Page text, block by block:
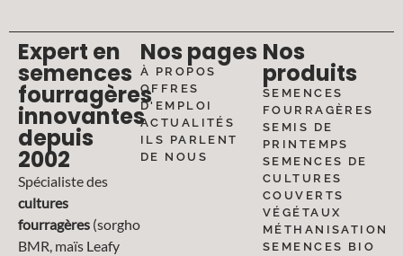
Expert en
semences
fourragères
innovantes
depuis
2002
Spécialiste des
cultures
fourragères (sorgho
BMR, maïs Leafy
Nos pages
À PROPOS
OFFRES
D'EMPLOI
ACTUALITÉS
ILS PARLENT
DE NOUS
Nos
produits
SEMENCES
FOURRAGÈRES
SEMIS DE
PRINTEMPS
SEMENCES DE
CULTURES
COUVERTS
VÉGÉTAUX
MÉTHANISATION
SEMENCES BIO